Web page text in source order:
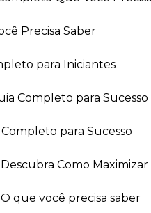
Precisa Saber
para Iniciantes
Completo para Sucesso
para Sucesso
Como
que você precisa saber